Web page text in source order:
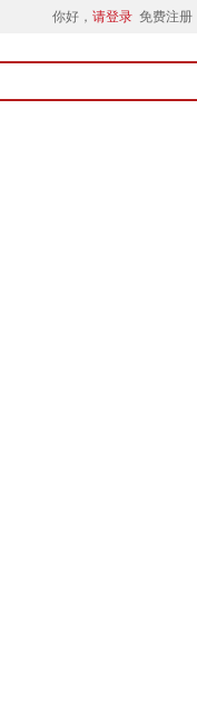
你好， 请登录 免费注册